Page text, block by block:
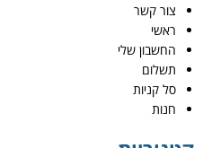
צור קשר
ראשי
החשבון שלי
תשלום
סל קניות
חנות